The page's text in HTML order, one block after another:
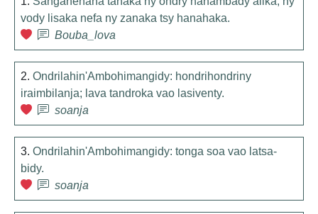
vody lisaka nefa ny zanaka tsy hanahaka.
Bouba_lova
2. Ondrilahin'Ambohimangidy: hondrihondriny
iraimbilanja; lava tandroka vao lasiventy.
soanja
3. Ondrilahin'Ambohimangidy: tonga soa vao latsa-
bidy.
soanja